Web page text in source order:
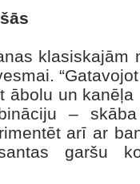
ābolu un
–
arī ar
garšu